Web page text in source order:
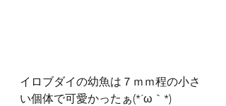
イロブダイの幼魚は７ｍｍ程の小さ
い個体で可愛かったぁ(*´ω｀*)